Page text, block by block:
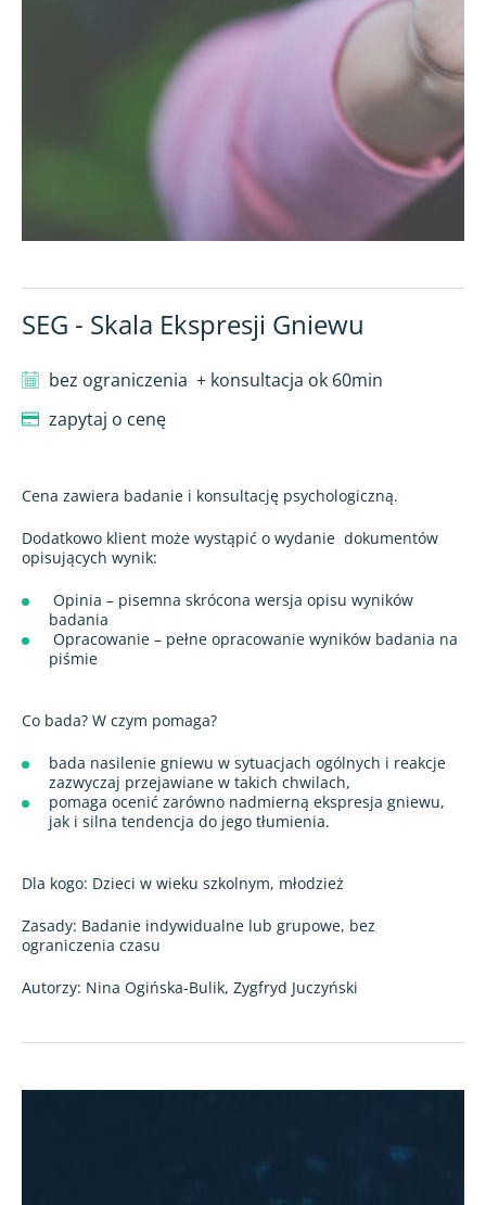
SEG - Skala Ekspresji Gniewu
bez ograniczenia + konsultacja ok 60min
zapytaj o cenę
Cena zawiera badanie i konsultację psychologiczną.
Dodatkowo klient może wystąpić o wydanie dokumentów
opisujących wynik:
Opinia – pisemna skrócona wersja opisu wyników
badania
Opracowanie – pełne opracowanie wyników badania na
piśmie
Co bada? W czym pomaga?
bada nasilenie gniewu w sytuacjach ogólnych i reakcje
zazwyczaj przejawiane w takich chwilach,
pomaga ocenić zarówno nadmierną ekspresja gniewu,
jak i silna tendencja do jego tłumienia.
Dla kogo: Dzieci w wieku szkolnym, młodzież
Zasady: Badanie indywidualne lub grupowe, bez
ograniczenia czasu
Autorzy: Nina Ogińska-Bulik, Zygfryd Juczyński